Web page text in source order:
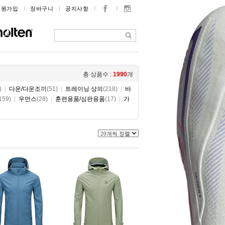
가입 장바구니 공지사항
총 상품수 : 1990개
다운/다운조끼 (51) 트레이닝 상의 (218)
바
우먼스(28) 훈련용품/심판용품(17) 가